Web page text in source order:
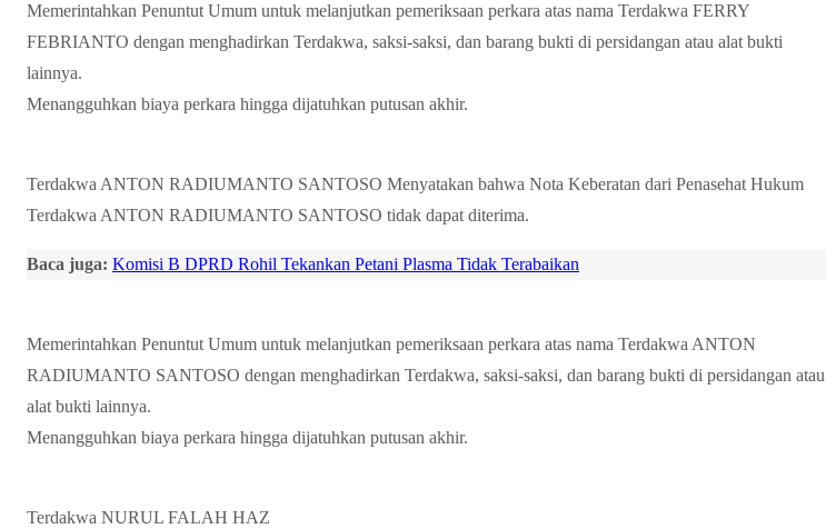
Memerintahkan Penuntut Umum untuk melanjutkan pemeriksaan perkara atas nama Terdakwa FERRY
FEBRIANTO dengan menghadirkan Terdakwa, saksi-saksi, dan barang bukti di persidangan atau alat bukti
lainnya.
Menangguhkan biaya perkara hingga dijatuhkan putusan akhir.
Terdakwa ANTON RADIUMANTO SANTOSO Menyatakan bahwa Nota Keberatan dari Penasehat Hukum
Terdakwa ANTON RADIUMANTO SANTOSO tidak dapat diterima.
Baca juga: Komisi B DPRD Rohil Tekankan Petani Plasma Tidak Terabaikan
Memerintahkan Penuntut Umum untuk melanjutkan pemeriksaan perkara atas nama Terdakwa ANTON
RADIUMANTO SANTOSO dengan menghadirkan Terdakwa, saksi-saksi, dan barang bukti di persidangan atau
alat bukti lainnya.
Menangguhkan biaya perkara hingga dijatuhkan putusan akhir.
Terdakwa NURUL FALAH HAZ